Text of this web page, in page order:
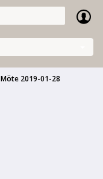
Möte 2019-01-28